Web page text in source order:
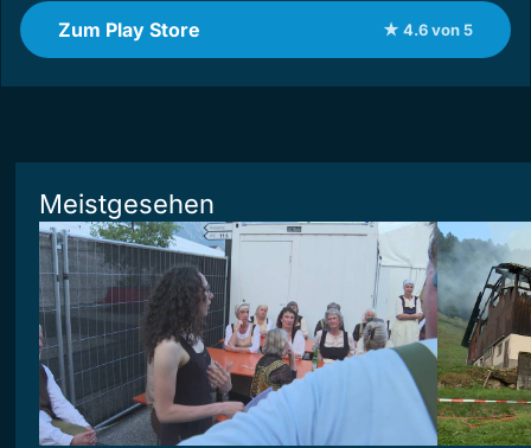
Zum Play Store ★ 4.6 von 5
Meistgesehen